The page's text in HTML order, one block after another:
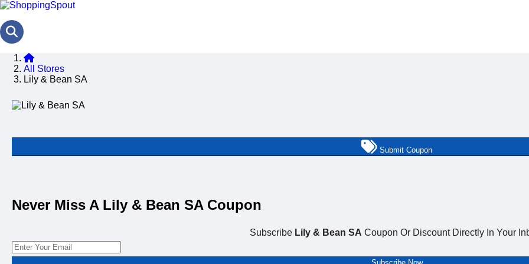
All Stores
Lily & Bean SA
Submit Coupon
Never Miss A Lily & Bean SA Coupon
Subscribe Lily & Bean SA Coupon Or Discount Directly In Your